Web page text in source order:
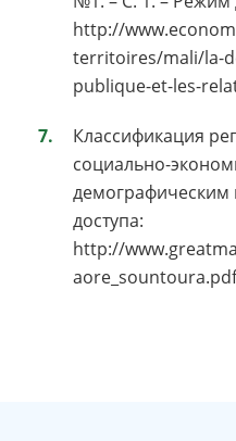
http://
territoires/mali/la-
publique-et-les-
Классификация
социально-
демографическим
доступа:
http://
aore_sountoura.pdf